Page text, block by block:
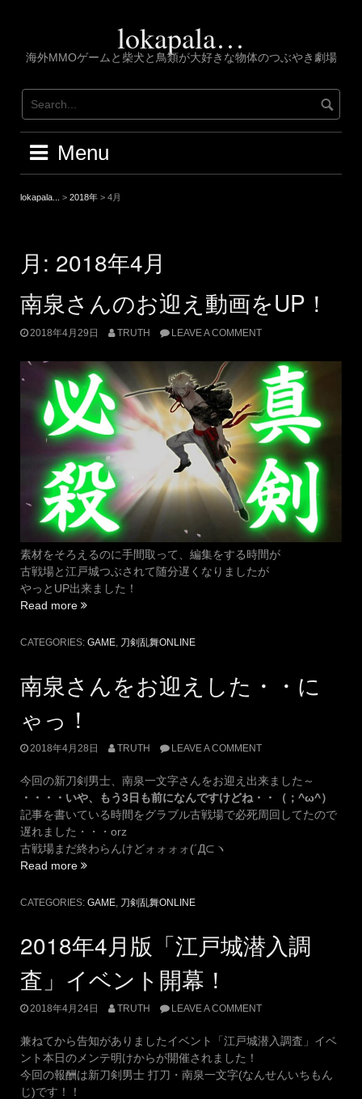
lokapala…
海外MMOゲームと柴犬と鳥類が大好きな物体のつぶやき劇場
Menu
lokapala... > 2018年 > 4月
月: 2018年4月
南泉さんのお迎え動画をUP！
2018年4月29日 TRUTH LEAVE A COMMENT
素材をそろえるのに手間取って、編集をする時間が
古戦場と江戸城つぶされて随分遅くなりましたが
やっとUP出来ました！
Read more “南
さ
お
画
を
UP！”
CATEGORIES: GAME 刀剣乱舞ONLINE
南泉さんをお迎えした・・に
ゃっ！
2018年4月28日 TRUTH LEAVE A COMMENT
今回の新刀剣男士、南泉一文字さんをお迎え出来ました～
・・・・いや、もう3日も前になんですけどね・・（；^ω^）
記事を書いている時間をグラブル古戦場で必死周回してたので
遅れました・・・orz
古戦場まだ終わらんけどォォォォ(´Д⊂ヽ
Read more “南
さ
お
え
た・・
に
ゃ
っ！”
CATEGORIES: GAME, 刀剣乱舞ONLINE
2018年4月版「江戸城潜入調
査」イベント開幕！
2018年4月24日 TRUTH LEAVE A COMMENT
兼ねてから告知がありましたイベント「江戸城潜入調査」イベ
ント本日のメンテ明けからが開催されました！
今回の報酬は新刀剣男士 打刀・南泉一文字(なんせんいちもん
じ)です！！